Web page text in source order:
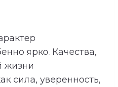
ярко. Качества,
жизни
сила, уверенность,